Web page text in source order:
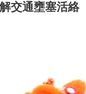
交通壅塞活絡